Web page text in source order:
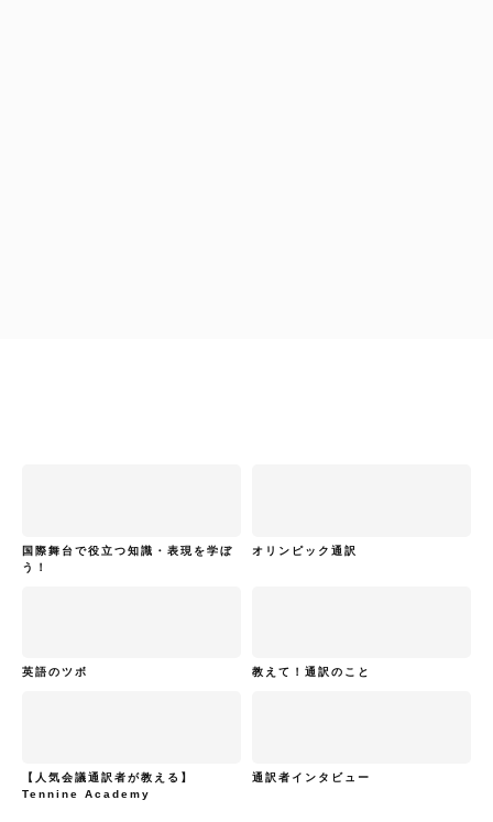
国際舞台で役立つ知識・表現を学ぼ
う！
オリンピック通訳
英語のツボ 教えて！通訳のこと
【人気会議通訳者が教える】
Tennine Academy
通訳者インタビュー